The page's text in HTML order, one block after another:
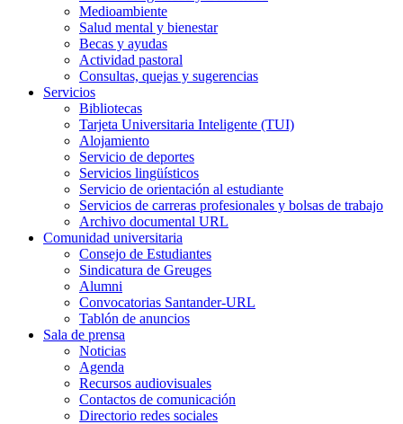
Medioambiente
Salud mental y bienestar
Becas y ayudas
Actividad pastoral
Consultas, quejas y sugerencias
Servicios
Bibliotecas
Tarjeta Universitaria Inteligente (TUI)
Alojamiento
Servicio de deportes
Servicios lingüísticos
Servicio de orientación al estudiante
Servicios de carreras profesionales y bolsas de trabajo
Archivo documental URL
Comunidad universitaria
Consejo de Estudiantes
Sindicatura de Greuges
Alumni
Convocatorias Santander-URL
Tablón de anuncios
Sala de prensa
Noticias
Agenda
Recursos audiovisuales
Contactos de comunicación
Directorio redes sociales